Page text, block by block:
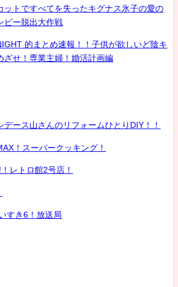
ットですべてを失ったキグナス氷子の愛の
ビー脱出大作戦
的まとめ速報！！子供が欲しいど陰キ
ざせ！専業主婦！婚活計画編
デース山さんのリフォームひとりDIY！！
！スーパークッキング！
レトロ館2号店！
すき6！放送局